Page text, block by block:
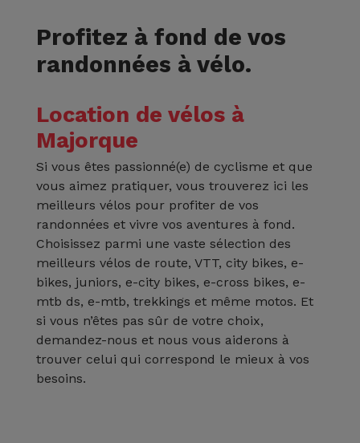
Profitez à fond de vos
randonnées à vélo.
Location de vélos à
Majorque
Si vous êtes passionné(e) de cyclisme et que
vous aimez pratiquer, vous trouverez ici les
meilleurs vélos pour profiter de vos
randonnées et vivre vos aventures à fond.
Choisissez parmi une vaste sélection des
meilleurs vélos de route, VTT, city bikes, e-
bikes, juniors, e-city bikes, e-cross bikes, e-
mtb ds, e-mtb, trekkings et même motos. Et
si vous n’êtes pas sûr de votre choix,
demandez-nous et nous vous aiderons à
trouver celui qui correspond le mieux à vos
besoins.